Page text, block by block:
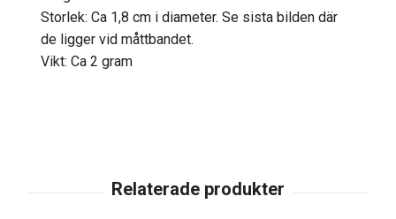
Storlek: Ca 1,8 cm i diameter. Se sista bilden där
de ligger vid måttbandet.
Vikt: Ca 2 gram